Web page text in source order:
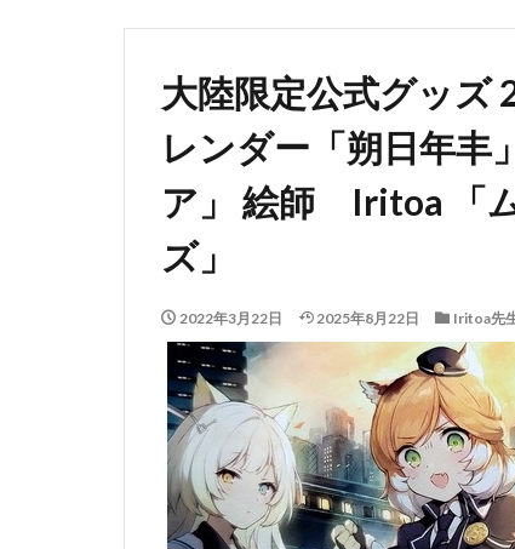
大陸限定公式グッ
レンダー「朔日年丰
ア」 絵師 Iritoa 「
ズ」
2022年3月22日 2025年8月22日 Iritoa先